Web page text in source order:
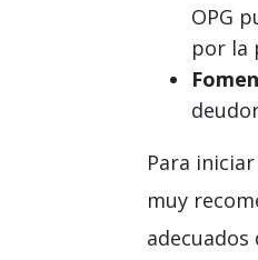
OPG
por la
Para
muy